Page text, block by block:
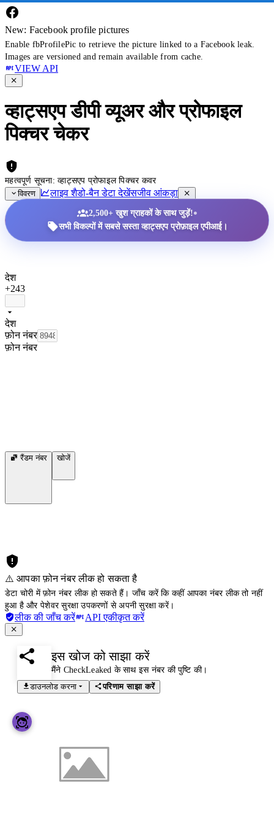
New: Facebook profile pictures
Enable fbProfilePic to retrieve the picture linked to a Facebook leak.
Images are versioned and remain available from cache.
VIEW API
व्हाट्सएप डीपी व्यूअर और प्रोफाइल
पिक्चर चेकर
महत्वपूर्ण सूचना: व्हाट्सएप प्रोफाइल पिक्चर कवर
विवरण
लाइव शैडो-बैन डेटा देखेंसजीव आंकड़ा
2,500+ खुश ग्राहकों के साथ जुड़ें!•
सभी विकल्पों में सबसे सस्ता व्हाट्सएप प्रोफ़ाइल एपीआई।
देश
+243
देश
फ़ोन नंबर
फ़ोन नंबर
रैंडम नंबर खोजें
⚠️ आपका फ़ोन नंबर लीक हो सकता है
डेटा चोरी में फ़ोन नंबर लीक हो सकते हैं। जाँच करें कि कहीं आपका नंबर लीक तो नहीं
हुआ है और पेशेवर सुरक्षा उपकरणों से अपनी सुरक्षा करें।
लीक की जाँच करें API एकीकृत करें
इस खोज को साझा करें
मैंने CheckLeaked के साथ इस नंबर की पुष्टि की।
डाउनलोड करना
परिणाम साझा करें